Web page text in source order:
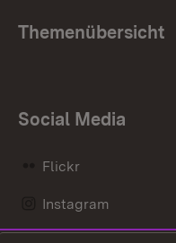
Themenübersicht
Social Media
Flickr
Instagram